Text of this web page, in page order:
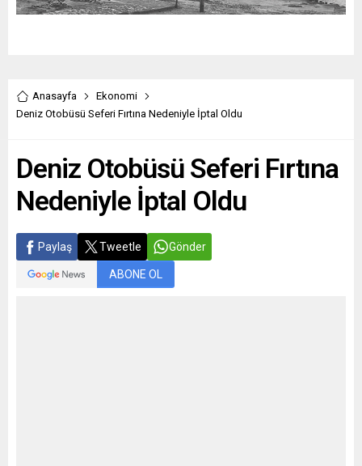
Anasayfa
Ekonomi
Deniz Otobüsü Seferi Fırtına Nedeniyle İptal Oldu
Deniz Otobüsü Seferi Fırtına
Nedeniyle İptal Oldu
Paylaş Tweetle Gönder
ABONE OL